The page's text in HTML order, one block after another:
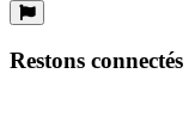
Restons connectés